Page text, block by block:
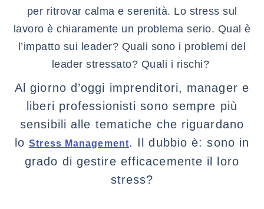
per ritrovar calma e serenità. Lo stress sul
lavoro è chiaramente un problema serio. Qual è
l’impatto sui leader? Quali sono i problemi del
leader stressato? Quali i rischi?
Al giorno d’oggi imprenditori, manager e
liberi professionisti sono sempre più
sensibili alle tematiche che riguardano
loStress Management. Il dubbio è: sono in
grado di gestire efficacemente il loro
stress?